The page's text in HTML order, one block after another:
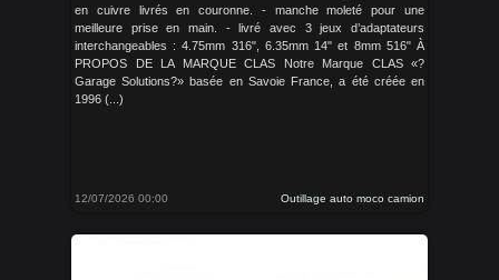
en cuivre livrés en couronne. - manche moleté pour une
meilleure prise en main. - livré avec 3 jeux d’adaptateurs
interchangeables : 4.75mm 316", 6.35mm 14" et 8mm 516" À
PROPOS DE LA MARQUE CLAS Notre Marque CLAS «?
Garage Solutions?» basée en Savoie France, a été créée en
1996 (...)
12/07/2026 00:00 Outillage auto moco camion